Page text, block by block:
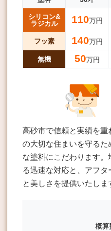
シリコン&
ラジカル
110万円
フッ素 140万円
無機 50万円
高砂市で信頼と実績を
の大切な住まいを守る
な塗料にこだわります。
る迅速な対応と、アフ
と美しさを提供いたしま
概算